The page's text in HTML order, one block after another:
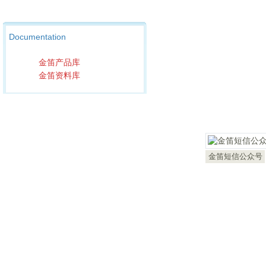
Documentation
金笛产品库
金笛资料库
金笛短信公众号